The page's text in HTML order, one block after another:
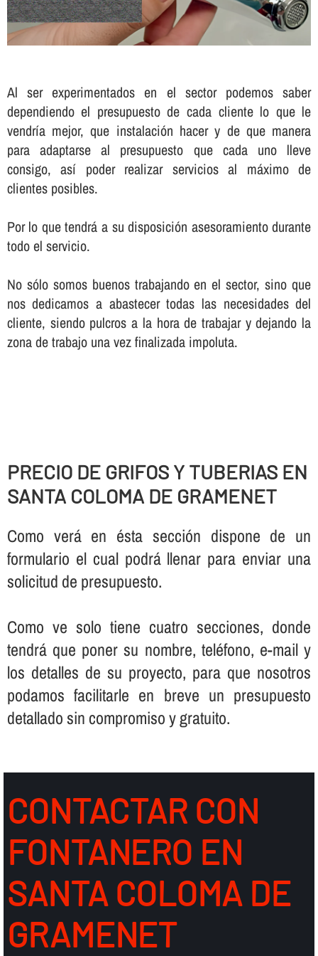
Al ser experimentados en el sector podemos saber
dependiendo el presupuesto de cada cliente lo que le
vendrí­a mejor, que instalación hacer y de que manera
para adaptarse al presupuesto que cada uno lleve
consigo, así­ poder realizar servicios al máximo de
clientes posibles.
Por lo que tendrá a su disposición asesoramiento durante
todo el servicio.
No sólo somos buenos trabajando en el sector, sino que
nos dedicamos a abastecer todas las necesidades del
cliente, siendo pulcros a la hora de trabajar y dejando la
zona de trabajo una vez finalizada impoluta.
PRECIO DE GRIFOS Y TUBERIAS EN
SANTA COLOMA DE GRAMENET
Como verá en ésta sección dispone de un
formulario el cual podrá llenar para enviar una
solicitud de presupuesto.
Como ve solo tiene cuatro secciones, donde
tendrá que poner su nombre, teléfono, e-mail y
los detalles de su proyecto, para que nosotros
podamos facilitarle en breve un presupuesto
detallado sin compromiso y gratuito.
CONTACTAR CON
FONTANERO EN
SANTA COLOMA DE
GRAMENET